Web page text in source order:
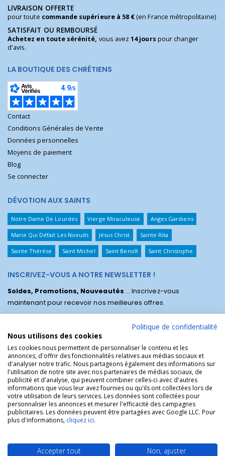
LIVRAISON OFFERTE
pour toute commande supérieure à 58 €(en France métropolitaine)
SATISFAIT OU REMBOURSÉ
Achetez en toute sérénité, vous avez14 jours pour changer
d'avis.
LA BOUTIQUE DES CHRÉTIENS
Contact
Conditions Générales de Vente
Données personnelles
Moyens de paiement
Blog
Se connecter
DÉVOTION AUX SAINTS
Notre Dame De Lourdes Vierge Miraculeuse Anges Gardiens
Marie Qui Défait Les Noeuds Jésus Christ Sainte Rita
Sainte Thérèse Saint Michel Saint Benoît Saint Christophe
INSCRIVEZ-VOUS A NOTRE NEWSLETTER !
Soldes, Promotions, Nouveautés ... Inscrivez-vous
maintenant pour recevoir nos meilleures offres.
La Boutique des Chrétiens © | La boutique religieuse chrétienne de
référence !.
Politique de confidentialité
Nous utilisons des cookies
Les cookies nous permettent de personnaliser le contenu et les
annonces, d'offrir des fonctionnalités relatives aux médias sociaux et
d'analyser notre trafic. Nous partageons également des informations sur
l'utilisation de notre site avec nos partenaires de médias sociaux, de
publicité et d'analyse, qui peuvent combiner celles-ci avec d'autres
informations que vous leur avez fournies ou qu'ils ont collectées lors de
votre utilisation de leurs services. Les données sont collectées pour
personnaliser les annonces et mesurer l'efficacité des campagnes
publicitaires. Les données peuvent être partagées avec Google LLC. Pour
plus d'informations, cliquez ici.
Accepter tout Non, ajuster